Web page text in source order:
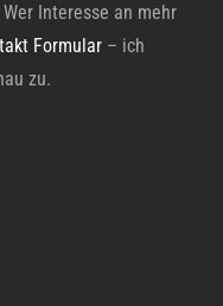
Interesse an mehr
Formular – ich
zu.